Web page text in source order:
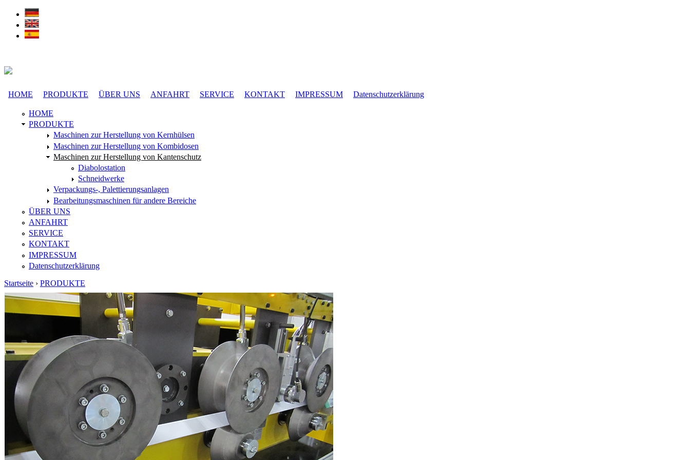
Direkt zum Inhalt
HOME PRODUKTE ÜBER UNS ANFAHRT SERVICE KONTAKT IMPRESSUM Datenschutzerklärung
HOME
PRODUKTE
Maschinen zur Herstellung von Kernhülsen
Maschinen zur Herstellung von Kombidosen
Maschinen zur Herstellung von Kantenschutz
Diabolostation
Schneidwerke
Verpackungs-, Palettierungsanlagen
Bearbeitungsmaschinen für andere Bereiche
ÜBER UNS
ANFAHRT
SERVICE
KONTAKT
IMPRESSUM
Datenschutzerklärung
Sie sind hier
Startseite › PRODUKTE